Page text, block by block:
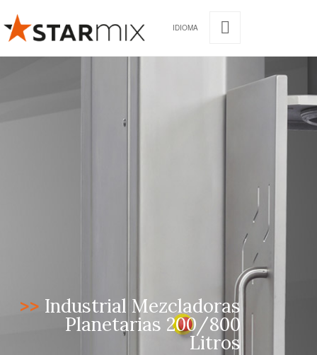
IDIOMA
>> Industrial Mezcladoras
Planetarias 200/800
Litros